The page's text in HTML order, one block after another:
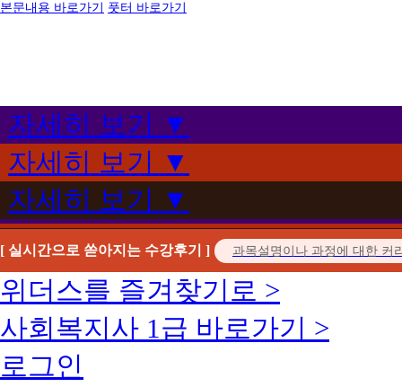
본문내용 바로가기 풋터 바로가기
자세히 보기 ▼
자세히 보기 ▼
자세히 보기 ▼
[ 실시간으로 쏟아지는 수강후기 ]
위더스를 즐겨찾기로 >
사회복지사 1급 바로가기 >
로그인